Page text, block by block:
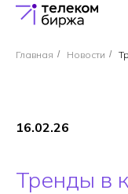
Главная / Новости /
16.02.26
Тренды в